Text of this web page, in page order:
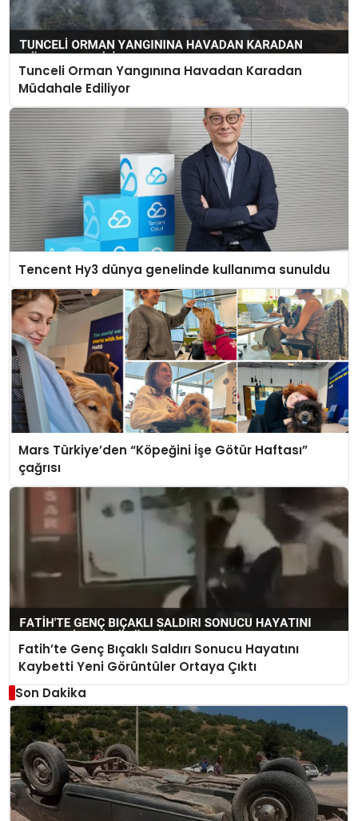
Tunceli Orman Yangınına Havadan Karadan
Müdahale Ediliyor
Tencent Hy3 dünya genelinde kullanıma sunuldu
Mars Türkiye’den “Köpeğini İşe Götür Haftası”
çağrısı
Fatih’te Genç Bıçaklı Saldırı Sonucu Hayatını
Kaybetti Yeni Görüntüler Ortaya Çıktı
Son Dakika